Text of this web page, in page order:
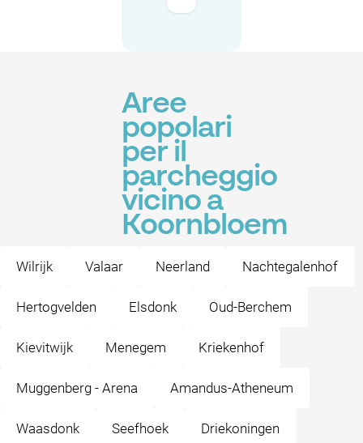
Aree
popolari
per il
parcheggio
vicino a
Koornbloem
Wilrijk Valaar Neerland Nachtegalenhof
Hertogvelden Elsdonk Oud-Berchem
Kievitwijk Menegem Kriekenhof
Muggenberg - Arena Amandus-Atheneum
Waasdonk Seefhoek Driekoningen